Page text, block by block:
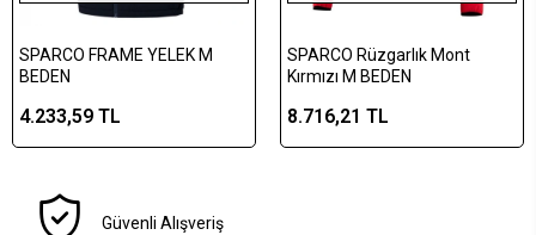
SPARCO FRAME YELEK M
BEDEN
4.233,59 TL
SPARCO Rüzgarlık Mont
Kırmızı M BEDEN
8.716,21 TL
Güvenli Alışveriş